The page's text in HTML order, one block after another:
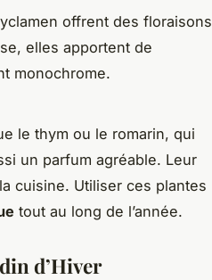
offrent des floraisons
elles apportent de
monochrome.
le thym ou le romarin, qui
un parfum agréable. Leur
cuisine. Utiliser ces plantes
tout au long de l’année.
d’Hiver